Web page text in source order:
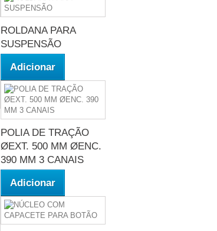
ROLDANA PARA
SUSPENSÃO
Adicionar
POLIA DE TRAÇÃO
ØEXT. 500 MM ØENC.
390 MM 3 CANAIS
Adicionar